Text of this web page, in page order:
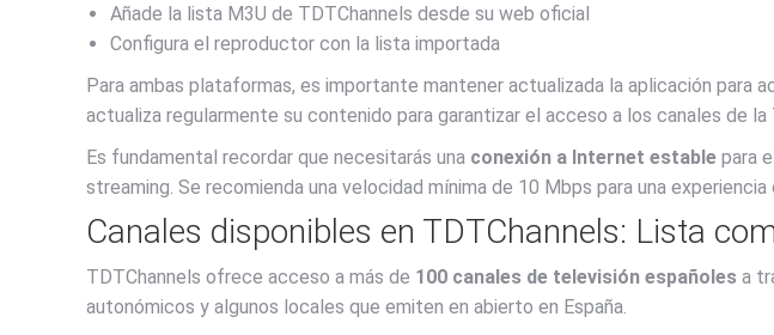
Añade la lista M3U de TDTChannels desde su web oficial
Configura el reproductor con la lista importada
Para ambas plataformas, es importante mantener actualizada la aplicación para
actualiza regularmente su contenido para garantizar el acceso a los canales de la
Es fundamental recordar que necesitarás una conexión a Internet estable para
streaming. Se recomienda una velocidad mínima de 10 Mbps para una experiencia
Canales disponibles en TDTChannels: Lista
TDTChannels ofrece acceso a más de 100 canales de televisión españoles a
autonómicos y algunos locales que emiten en abierto en España.